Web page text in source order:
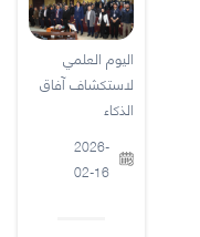
اليوم العلمي
لاستكشاف آفاق
الذكاء
2026-
02-16